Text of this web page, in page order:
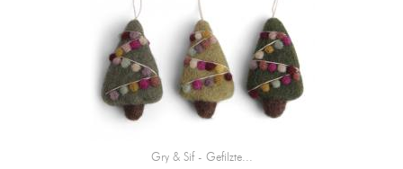
Gry & Sif - Gefilzte...